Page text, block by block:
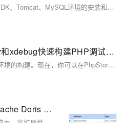
遵循这些步骤，你可以顺利完成JDK、Tomcat、MySQL环境的安装和配置，并在Linux下更改后端端口。祝你顺利！
利用PhpStorm、phpstudy和xdebug快速构建PHP调试环境
至此，我们已经完成了PHP调试环境的构建。现在，你可以在PhpStorm中打开你的PHP项目，设置断点，然后开始调试你的代码了。希望这个指南能帮助你快速构建PHP调试环境，提高你的开发效率。
数据无界、湖仓无界， Apache Doris 湖仓一体解决方案全面解读（上篇）